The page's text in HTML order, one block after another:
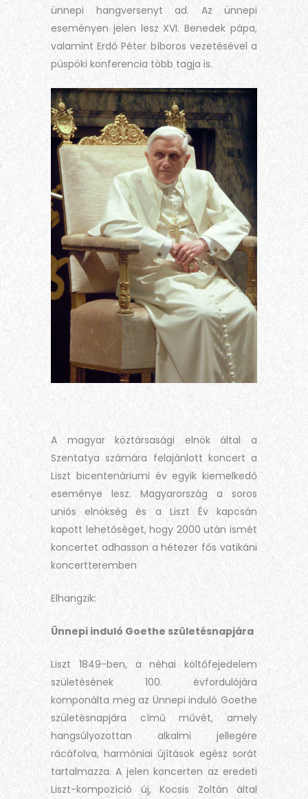
ünnepi hangversenyt ad. Az ünnepi
eseményen jelen lesz XVI. Benedek pápa,
valamint Erdő Péter bíboros vezetésével a
püspöki konferencia több tagja is.
A magyar köztársasági elnök által a
Szentatya számára felajánlott koncert a
Liszt bicentenáriumi év egyik kiemelkedő
eseménye lesz. Magyarország a soros
uniós elnökség és a Liszt Év kapcsán
kapott lehetőséget, hogy 2000 után ismét
koncertet adhasson a hétezer fős vatikáni
koncertteremben
Elhangzik:
Ünnepi induló Goethe születésnapjára
Liszt 1849-ben, a néhai költőfejedelem
születésének 100. évfordulójára
komponálta meg az Ünnepi induló Goethe
születésnapjára című művét, amely
hangsúlyozottan alkalmi jellegére
rácáfolva, harmóniai újítások egész sorát
tartalmazza. A jelen koncerten az eredeti
Liszt-kompozíció új, Kocsis Zoltán által